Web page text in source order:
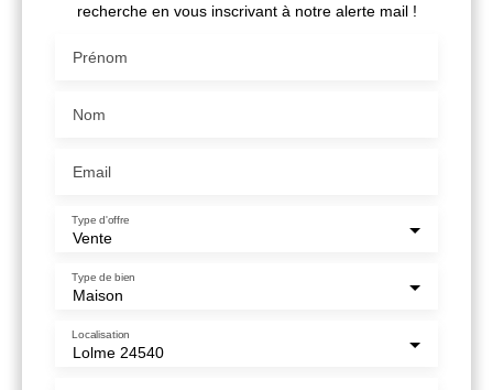
recherche en vous inscrivant à notre alerte mail !
Prénom
Nom
Email
Vente
Type d'offre
Maison
Type de bien
Lolme 24540
Localisation